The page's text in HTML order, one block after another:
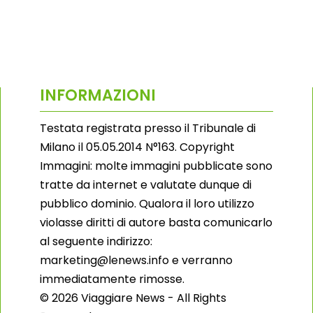
INFORMAZIONI
Testata registrata presso il Tribunale di
Milano il 05.05.2014 N°163. Copyright
Immagini: molte immagini pubblicate sono
tratte da internet e valutate dunque di
pubblico dominio. Qualora il loro utilizzo
violasse diritti di autore basta comunicarlo
al seguente indirizzo:
marketing@lenews.info e verranno
immediatamente rimosse.
© 2026 Viaggiare News - All Rights